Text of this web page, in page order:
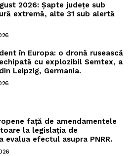
2026: Șapte județe sub
extremă, alte 31 sub alertă
în Europa: o dronă rusească
cu explozibil Semtex, a
Leipzig, Germania.
față de amendamentele
la legislația de
evalua efectul asupra PNRR.